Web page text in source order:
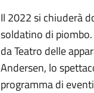
Il 2022 si chiuderà
soldatino di
da Teatro delle
Andersen, lo
programma di